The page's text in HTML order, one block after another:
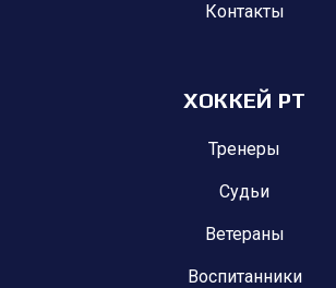
Контакты
ХОККЕЙ РТ
Тренеры
Судьи
Ветераны
Воспитанники